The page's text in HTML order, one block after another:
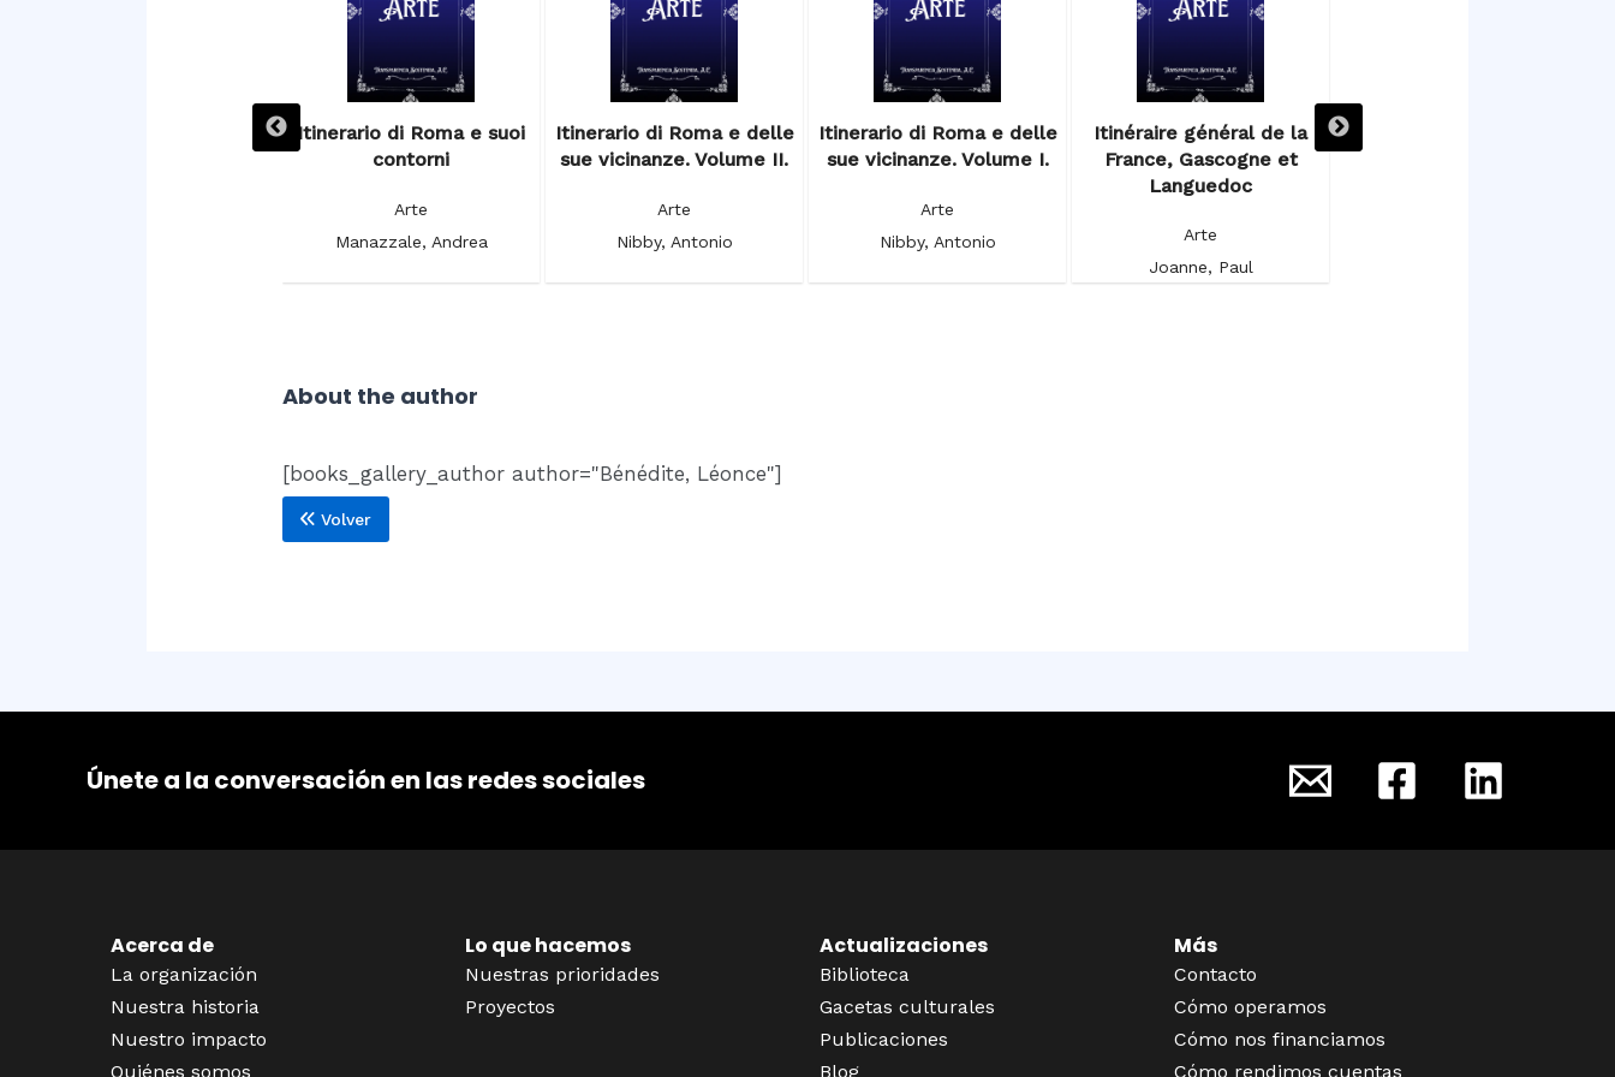
artistique et monumentale,
Itinerario di Roma e suoi
contorni
Arte
Manazzale, Andrea
Itinerario di Roma e delle
sue vicinanze. Volume II.
Arte
Nibby, Antonio
Itinerario di Roma e delle
sue vicinanze. Volume I.
Arte
Nibby, Antonio
Itinéraire général de la
France, Gascogne et
Languedoc
Arte
Joanne, Paul
historique et artistique de
About the author
[books_gallery_author author="Bénédite, Léonce"]
Volver
Únete a la conversación en las redes sociales
Acerca de
La organización
Nuestra historia
Nuestro impacto
Quiénes somos
Lo que hacemos
Nuestras prioridades
Proyectos
Actualizaciones
Biblioteca
Gacetas culturales
Publicaciones
Blog
Más
Contacto
Cómo operamos
Cómo nos financiamos
Cómo rendimos cuentas